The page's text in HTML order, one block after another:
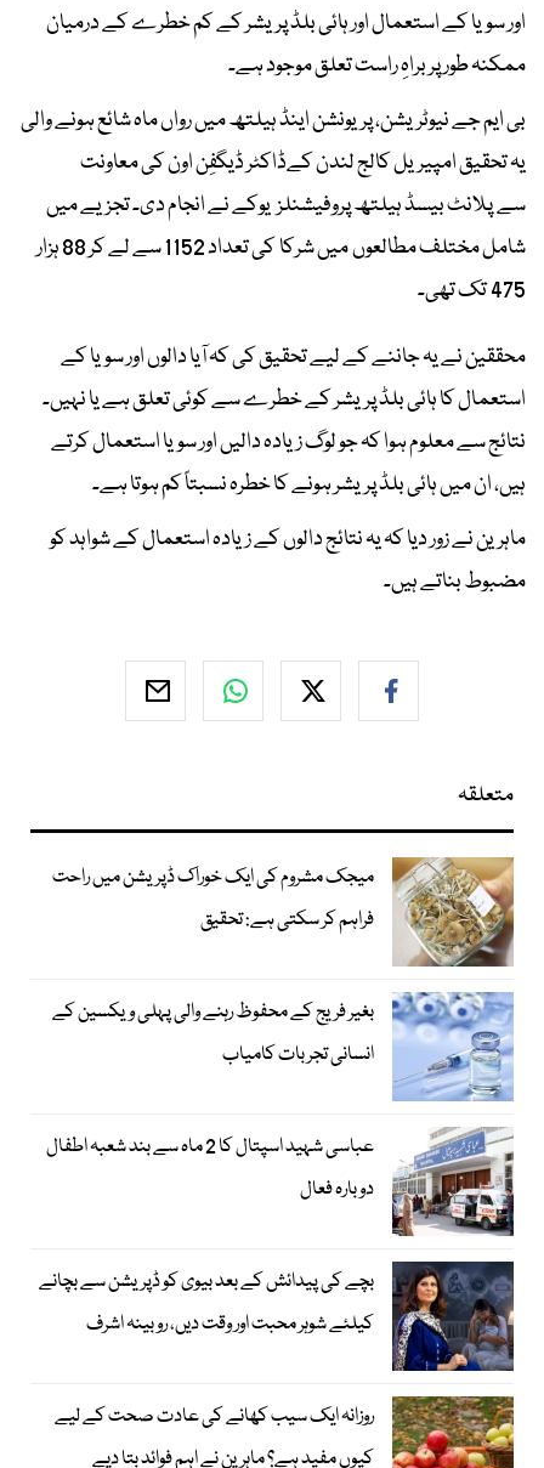
اور سویا کے استعمال اور ہائی بلڈ پریشر کے کم خطرے کے درمیان
ممکنہ طور پر براہِ راست تعلق موجود ہے۔
بی ایم جے نیوٹریشن، پریونشن اینڈ ہیلتھ میں رواں ماہ شائع ہونے والی
یہ تحقیق امپیریل کالج لندن کےڈاکٹر ڈیگفِن اون کی معاونت
سے پلانٹ بیسڈ ہیلتھ پروفیشنلز یوکے نے انجام دی۔ تجزیے میں
شامل مختلف مطالعوں میں شرکا کی تعداد 1152 سے لے کر 88 ہزار
475 تک تھی۔
محققین نے یہ جاننے کے لیے تحقیق کی کہ آیا دالوں اور سویا کے
استعمال کا ہائی بلڈ پریشر کے خطرے سے کوئی تعلق ہے یا نہیں۔
نتائج سے معلوم ہوا کہ جو لوگ زیادہ دالیں اور سویا استعمال کرتے
ہیں، ان میں ہائی بلڈ پریشر ہونے کا خطرہ نسبتاً کم ہوتا ہے۔
ماہرین نے زور دیا کہ یہ نتائج دالوں کے زیادہ استعمال کے شواہد کو
مضبوط بناتے ہیں۔
متعلقہ
میجک مشروم کی ایک خوراک ڈپریشن میں راحت
فراہم کر سکتی ہے: تحقیق
بغیر فریج کے محفوظ رہنے والی پہلی ویکسین کے
انسانی تجربات کامیاب
عباسی شہید اسپتال کا 2 ماہ سے بند شعبہ اطفال
دوبارہ فعال
بچے کی پیدائش کے بعد بیوی کو ڈپریشن سے بچانے
کیلئے شوہر محبت اور وقت دیں، روبینہ اشرف
روزانہ ایک سیب کھانے کی عادت صحت کے لیے
کیوں مفید ہے؟ ماہرین نے اہم فوائد بتا دیے